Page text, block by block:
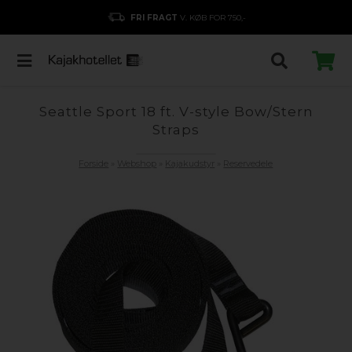
FRI FRAGT V. KØB FOR 750,-
Seattle Sport 18 ft. V-style Bow/Stern
Straps